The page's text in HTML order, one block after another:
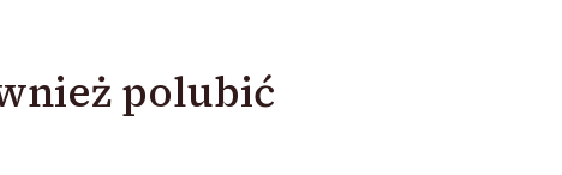
polubić